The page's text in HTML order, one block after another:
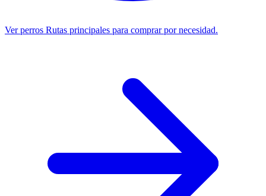
Ver perros Rutas principales para comprar por necesidad.